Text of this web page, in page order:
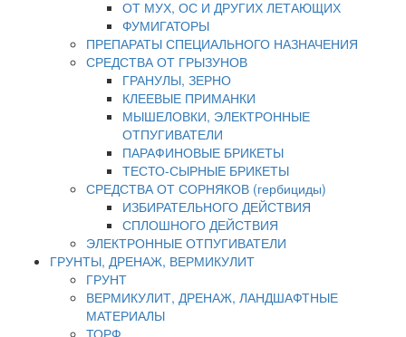
ОТ МУХ, ОС И ДРУГИХ ЛЕТАЮЩИХ
ФУМИГАТОРЫ
ПРЕПАРАТЫ СПЕЦИАЛЬНОГО НАЗНАЧЕНИЯ
СРЕДСТВА ОТ ГРЫЗУНОВ
ГРАНУЛЫ, ЗЕРНО
КЛЕЕВЫЕ ПРИМАНКИ
МЫШЕЛОВКИ, ЭЛЕКТРОННЫЕ
ОТПУГИВАТЕЛИ
ПАРАФИНОВЫЕ БРИКЕТЫ
ТЕСТО-СЫРНЫЕ БРИКЕТЫ
СРЕДСТВА ОТ СОРНЯКОВ (гербициды)
ИЗБИРАТЕЛЬНОГО ДЕЙСТВИЯ
СПЛОШНОГО ДЕЙСТВИЯ
ЭЛЕКТРОННЫЕ ОТПУГИВАТЕЛИ
ГРУНТЫ, ДРЕНАЖ, ВЕРМИКУЛИТ
ГРУНТ
ВЕРМИКУЛИТ, ДРЕНАЖ, ЛАНДШАФТНЫЕ
МАТЕРИАЛЫ
ТОРФ